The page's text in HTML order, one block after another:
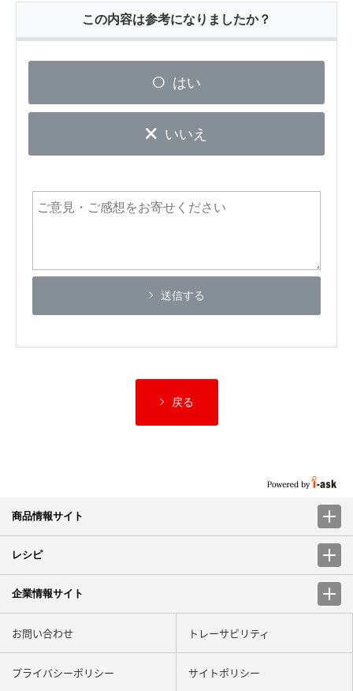
この内容は参考になりましたか？
はい
いいえ
送信する
戻る
商品情報サイト
レシピ
企業情報サイト
お問い合わせ トレーサビリティ
プライバシーポリシー サイトポリシー